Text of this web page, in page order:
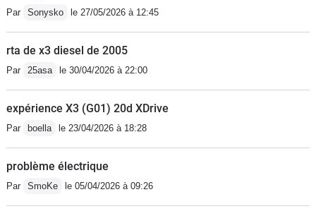
Par Sonysko le 27/05/2026 à 12:45
rta de x3 diesel de 2005
Par 25asa le 30/04/2026 à 22:00
expérience X3 (G01) 20d XDrive
Par boella le 23/04/2026 à 18:28
problème électrique
Par SmoKe le 05/04/2026 à 09:26